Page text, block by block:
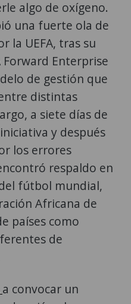
algo de oxígeno.
una fuerte ola de
la UEFA, tras su
Forward Enterprise
de gestión que
distintas
a siete días de
y después
los errores
respaldo en
fútbol mundial,
Africana de
países como
de
a convocar un